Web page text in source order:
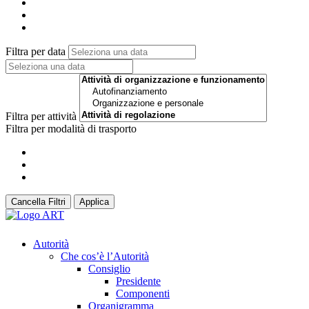
Filtra per data
Filtra per attività
Filtra per modalità di trasporto
Cancella Filtri Applica
Autorità
Che cos’è l’Autorità
Consiglio
Presidente
Componenti
Organigramma